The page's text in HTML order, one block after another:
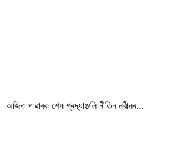
অজিত পাৱাৰক শেষ শ্ৰদ্ধাঞ্জলি নীতিন নবীনৰ...